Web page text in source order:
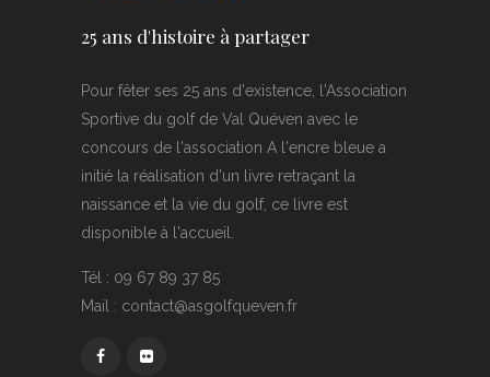
25 ans d'histoire à partager
Pour fêter ses 25 ans d'existence, l'Association
Sportive du golf de Val Quéven avec le
concours de l'association A l'encre bleue a
initié la réalisation d'un livre retraçant la
naissance et la vie du golf, ce livre est
disponible à l'accueil.
Tél : 09 67 89 37 85
Mail : contact@asgolfqueven.fr